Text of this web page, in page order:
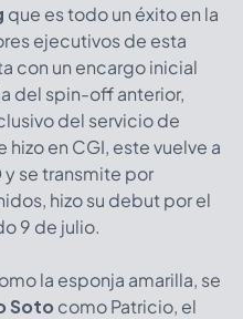
que es todo un éxito en la
ejecutivos de esta
con un encargo inicial
del spin-off anterior,
del servicio de
hizo en CGI, este vuelve a
se transmite por
hizo su debut por el
9 de julio.
la esponja amarilla, se
Soto como Patricio, el